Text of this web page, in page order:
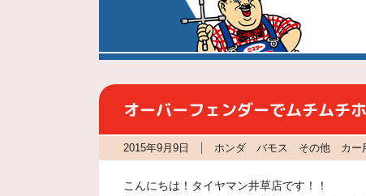
オーバーフェンダーでムチムチ
2015年9月9日 ホンダ バモス その他 カー
こんにちは！タイヤマン井草店です！！